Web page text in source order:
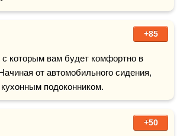
+85
с которым вам будет комфортно в
от автомобильного сидения,
подоконником.
+50